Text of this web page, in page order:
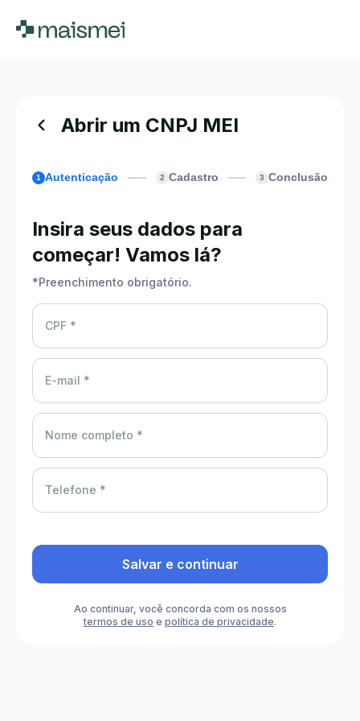
Abrir um CNPJ MEI
1 Autenticação 2 Cadastro 3 Conclusão
Insira seus dados para
começar! Vamos lá?
*Preenchimento obrigatório.
CPF *
E-mail *
Nome completo *
Telefone *
Salvar e continuar
Ao continuar, você concorda com os nossos
termos de uso e política de privacidade.